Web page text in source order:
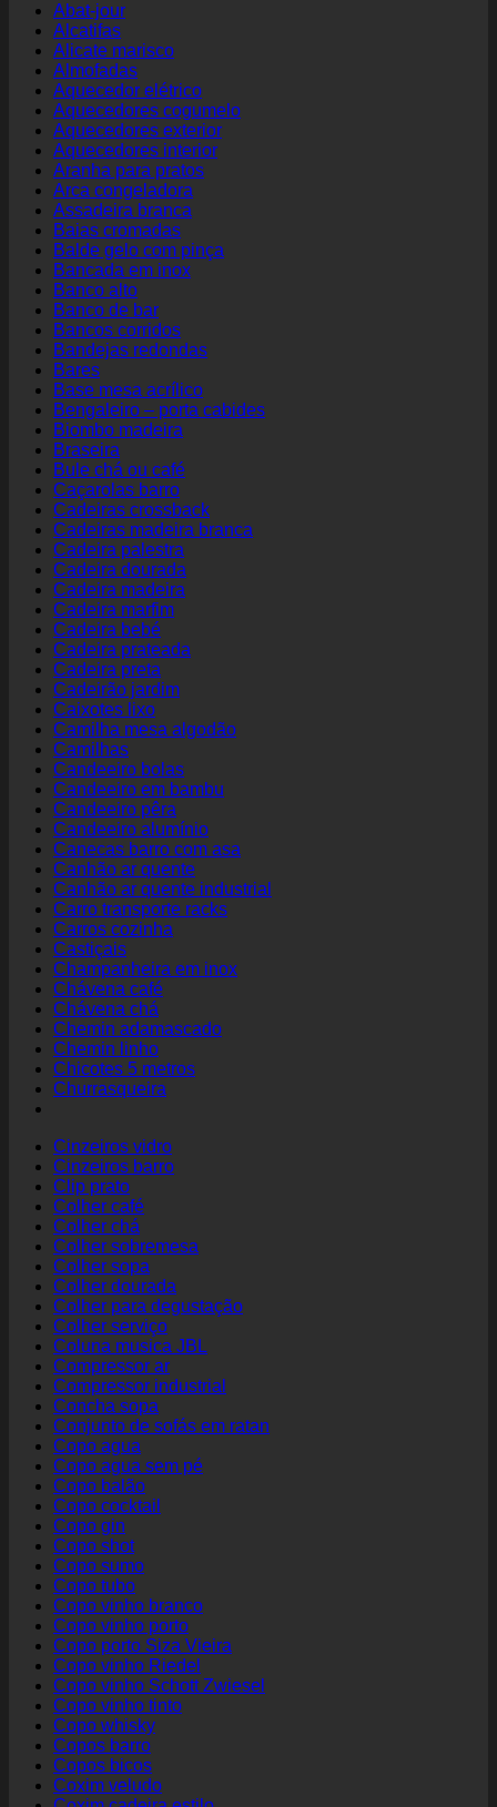
Abat-jour
Alcatifas
Alicate marisco
Almofadas
Aquecedor elétrico
Aquecedores cogumelo
Aquecedores exterior
Aquecedores interior
Aranha para pratos
Arca congeladora
Assadeira branca
Baias cromadas
Balde gelo com pinça
Bancada em inox
Banco alto
Banco de bar
Bancos corridos
Bandejas redondas
Bares
Base mesa acrílico
Bengaleiro – porta cabides
Biombo madeira
Braseira
Bule chá ou café
Caçarolas barro
Cadeiras crossback
Cadeiras madeira branca
Cadeira palestra
Cadeira dourada
Cadeira madeira
Cadeira marfim
Cadeira bebé
Cadeira prateada
Cadeira preta
Cadeirão jardim
Caixotes lixo
Camilha mesa algodão
Camilhas
Candeeiro bolas
Candeeiro em bambu
Candeeiro pêra
Candeeiro alumínio
Canecas barro com asa
Canhão ar quente
Canhão ar quente industrial
Carro transporte racks
Carros cozinha
Castiçais
Champanheira em inox
Chávena café
Chávena chá
Chemin adamascado
Chemin linho
Chicotes 5 metros
Churrasqueira
Cinzeiros vidro
Cinzeiros barro
Clip prato
Colher café
Colher chá
Colher sobremesa
Colher sopa
Colher dourada
Colher para degustação
Colher serviço
Coluna musica JBL
Compressor ar
Compressor industrial
Concha sopa
Conjunto de sofás em ratan
Copo agua
Copo agua sem pé
Copo balão
Copo cocktail
Copo gin
Copo shot
Copo sumo
Copo tubo
Copo vinho branco
Copo vinho porto
Copo porto Siza Vieira
Copo vinho Riedel
Copo vinho Schott Zwiesel
Copo vinho tinto
Copo whisky
Copos barro
Copos bicos
Coxim veludo